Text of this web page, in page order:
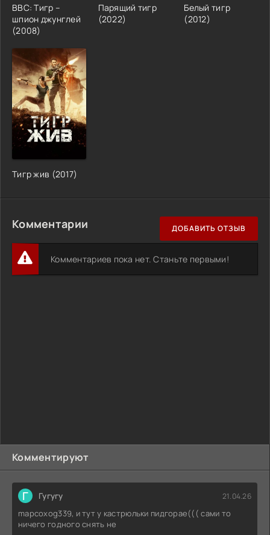
Комментируют
Г Гугугу 21.04.26
mapcoxog339, и тут у кастрюльки пидгорае((( сами то
ничего годного снять не
BBC: Тигр –
шпион джунглей
(2008)
Парящий тигр
(2022)
Белый тигр
(2012)
Тигр жив (2017)
Комментарии ДОБАВИТЬ ОТЗЫВ
Комментариев пока нет. Станьте первыми!